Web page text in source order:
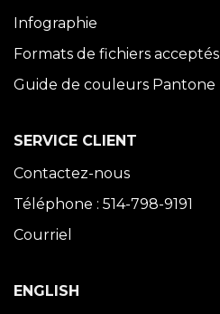
Infographie
Formats de fichiers acceptés
Guide de couleurs Pantone
SERVICE CLIENT
Contactez-nous
Téléphone : 514-798-9191
Courriel
ENGLISH